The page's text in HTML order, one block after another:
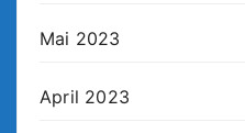
Mai 2023
April 2023